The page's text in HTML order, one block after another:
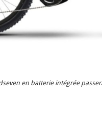
en batterie intégrée